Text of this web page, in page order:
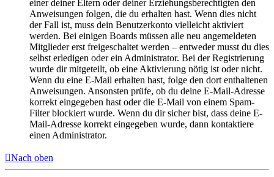
einer deiner Eltern oder deiner Erziehungsberechtigten den
Anweisungen folgen, die du erhalten hast. Wenn dies nicht
der Fall ist, muss dein Benutzerkonto vielleicht aktiviert
werden. Bei einigen Boards müssen alle neu angemeldeten
Mitglieder erst freigeschaltet werden – entweder musst du dies
selbst erledigen oder ein Administrator. Bei der Registrierung
wurde dir mitgeteilt, ob eine Aktivierung nötig ist oder nicht.
Wenn du eine E-Mail erhalten hast, folge den dort enthaltenen
Anweisungen. Ansonsten prüfe, ob du deine E-Mail-Adresse
korrekt eingegeben hast oder die E-Mail von einem Spam-
Filter blockiert wurde. Wenn du dir sicher bist, dass deine E-
Mail-Adresse korrekt eingegeben wurde, dann kontaktiere
einen Administrator.
Nach oben